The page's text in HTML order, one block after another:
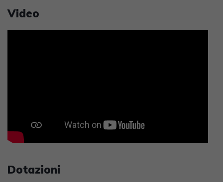
Video
Dotazioni